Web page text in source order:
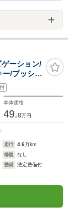
ーション/
ー/プッシュ
ドライト/
ップ/フロ
本体価格
49.8万円
走行 4.6万km
修復
なし
整備
法定整備付